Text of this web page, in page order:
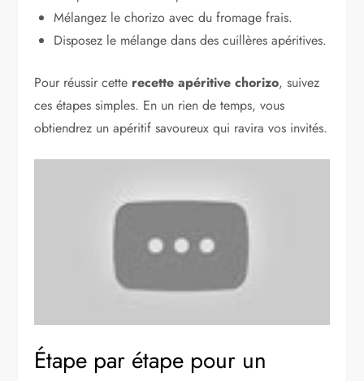
Mélangez le chorizo avec du fromage frais.
Disposez le mélange dans des cuillères apéritives.
Pour réussir cette recette apéritive chorizo, suivez
ces étapes simples. En un rien de temps, vous
obtiendrez un apéritif savoureux qui ravira vos invités.
Étape par étape pour un